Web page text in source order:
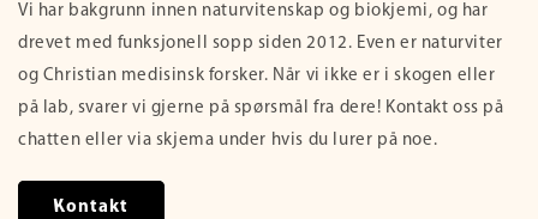
Vi har bakgrunn innen naturvitenskap og biokjemi, og har
drevet med funksjonell sopp siden 2012. Even er naturviter
og Christian medisinsk forsker. Når vi ikke er i skogen eller
på lab, svarer vi gjerne på spørsmål fra dere! Kontakt oss på
chatten eller via skjema under hvis du lurer på noe.
Kontakt